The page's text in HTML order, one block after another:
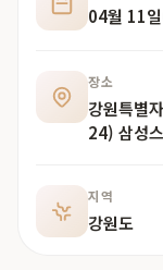
04월 11
장소
강원특별
24) 삼성
지역
강원도